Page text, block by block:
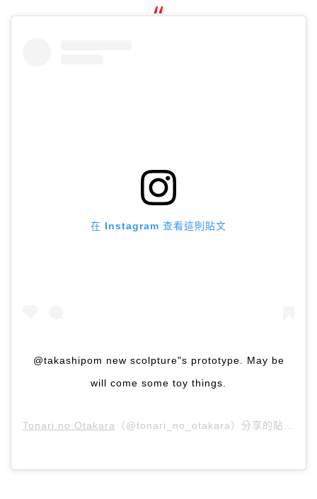
在 Instagram 查看這則貼文
@takashipom new scolpture"s prototype. May be
will come some toy things.
Tonari no Otakara （@tonari_no_otakara）分享的貼文 於